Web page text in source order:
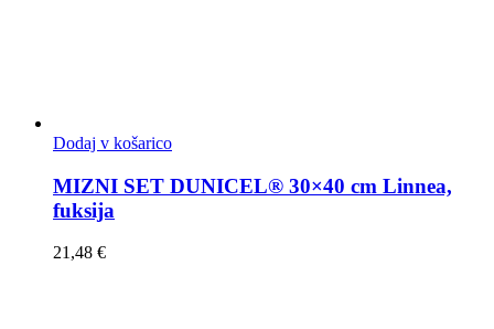
Dodaj v košarico
MIZNI SET DUNICEL® 30×40 cm Linnea,
fuksija
21,48 €